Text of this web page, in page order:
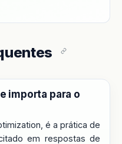
importa para o
é a prática de
em respostas de